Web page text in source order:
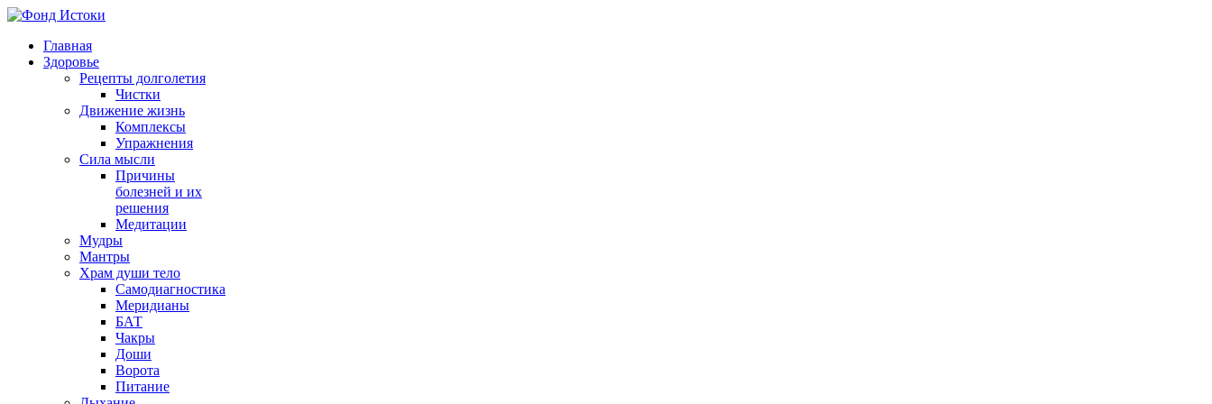
Главная
Здоровье
Рецепты долголетия
Чистки
Движение жизнь
Комплексы
Упражнения
Сила мысли
Причины
болезней и их
решения
Медитации
Мудры
Мантры
Храм души тело
Самодиагностика
Меридианы
БАТ
Чакры
Доши
Ворота
Питание